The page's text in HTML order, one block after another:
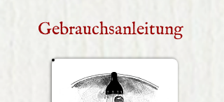
Gebrauchsanleitung